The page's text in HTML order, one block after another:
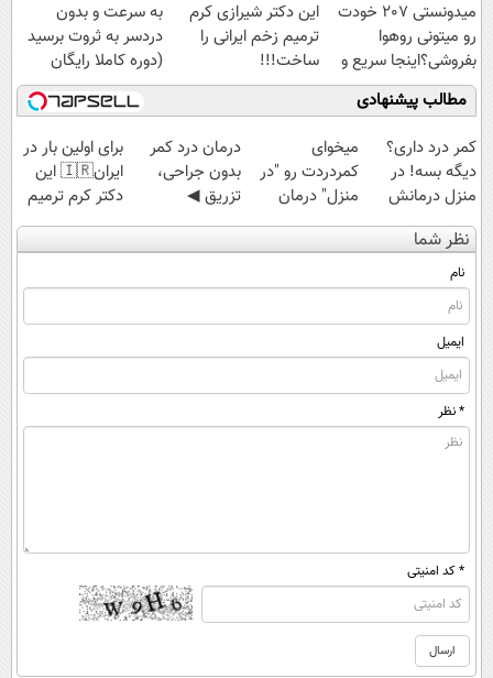
میدونستی 207 خودت
رو میتونی روهوا
بفروشی؟اینجا سریع و
راحت بفروش
این دکتر شیرازی کرم
ترمیم زخم ایرانی را
ساخت!!!
به سرعت و بدون
دردسر به ثروت برسید
(دوره کاملا رایگان
پولسازی)
مطالب پیشنهادی
کمر درد داری؟
دیگه بسه! در
منزل درمانش
کن
(◀پرسش‌نامه)
میخوای
کمردردت رو "در
منزل" درمان
کنی؟ (◂فیلم +
◂پرسش‌نامه)
درمان درد کمر
بدون جراحی،
تزریق ◀
پرسش‌نامه رو پر
کن ▶
برای اولین بار در
ایران🇮🇷 این
دکتر کرم ترمیم
کننده 23 روزه
ساخت!
نظر شما
نام
ایمیل
* نظر
* کد امنیتی